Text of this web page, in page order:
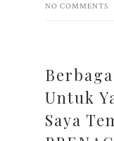
NO COMMENTS
Untuk
Saya